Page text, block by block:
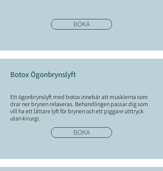
BOKA
Botox Ögonbrynslyft
Ett ögonbrynslyft med botox innebär att musklerna som
drar ner brynen relaxeras. Behandlingen passar dig som
vill ha ett lättare lyft för brynen och ett piggare utttryck
utan kirurgi.
BOKA